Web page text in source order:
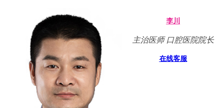
李川
主治医师 口腔医院院长
在线客服